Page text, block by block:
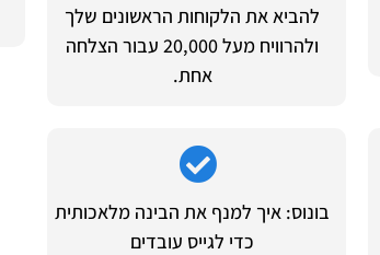
להביא את הלקוחות הראשונים שלך
ולהרוויח מעל 20,000 עבור הצלחה
אחת.
בונוס: איך למנף את הבינה מלאכותית
כדי לגייס עובדים